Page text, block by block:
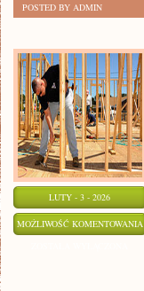
POSTED BY ADMIN
LUTY - 3 - 2026
MOŻLIWOŚĆ KOMENTOWANIA